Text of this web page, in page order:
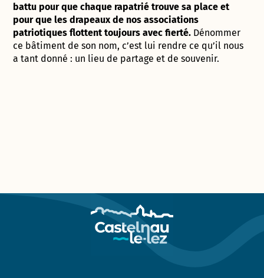
battu pour que chaque rapatrié trouve sa place et
pour que les drapeaux de nos associations
patriotiques flottent toujours avec fierté. Dénommer
ce bâtiment de son nom, c’est lui rendre ce qu’il nous
a tant donné : un lieu de partage et de souvenir.